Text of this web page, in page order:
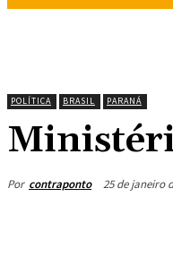
POLÍTICA BRASIL PARANÁ
Por contraponto 25 de janeiro